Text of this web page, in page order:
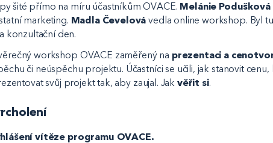
šité přímo na míru účastníkům OVACE. Melánie Podušková
marketing. Madla Čevelová vedla online workshop. Byl
a konzultační den.
workshop OVACE zaměřený na prezentaci a
či neúspěchu projektu. Účastníci se učili, jak stanovit cenu,
svůj projekt tak, aby zaujal. Jak věřit si.
vítěze programu OVACE.